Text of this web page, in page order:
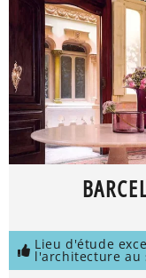
Lieu d'étude
l'architecture au